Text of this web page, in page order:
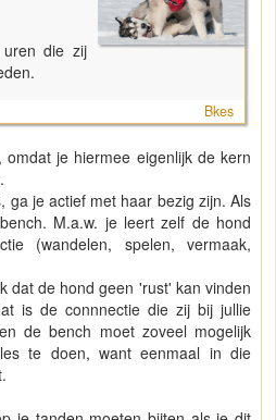
die zij
Bkes
je hiermee eigenlijk de kern
ga je actief met haar bezig zijn. Als
M.a.w. je leert zelf de hond
(wandelen, spelen, vermaak,
dat de hond geen 'rust' kan vinden
is de connnectie die zij bij jullie
de bench moet zoveel mogelijk
te doen, want eenmaal in die